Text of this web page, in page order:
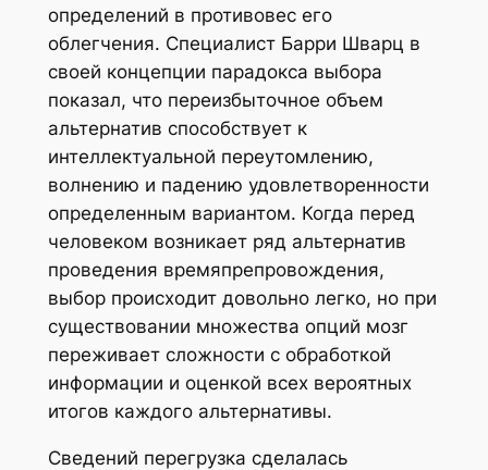
определений в противовес его
облегчения. Специалист Барри Шварц в
своей концепции парадокса выбора
показал, что переизбыточное объем
альтернатив способствует к
интеллектуальной переутомлению,
волнению и падению удовлетворенности
определенным вариантом. Когда перед
человеком возникает ряд альтернатив
проведения времяпрепровождения,
выбор происходит довольно легко, но при
существовании множества опций мозг
переживает сложности с обработкой
информации и оценкой всех вероятных
итогов каждого альтернативы.
Сведений перегрузка сделалась